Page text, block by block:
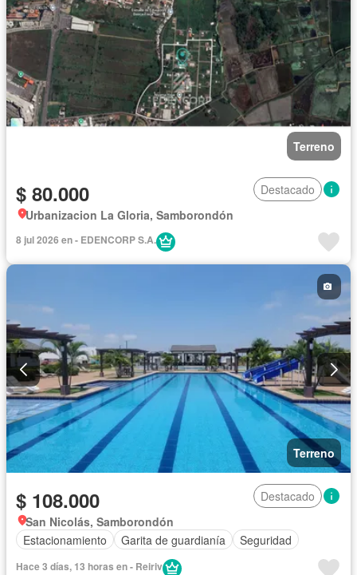
Terreno
$ 80.000
Destacado
Urbanizacion La Gloria, Samborondón
8 jul 2026 en - EDENCORP S.A.
Terreno
$ 108.000
Destacado
San Nicolás, Samborondón
Estacionamiento
Garita de guardianía Seguridad
Hace 3 días, 13 horas en - Reiriv